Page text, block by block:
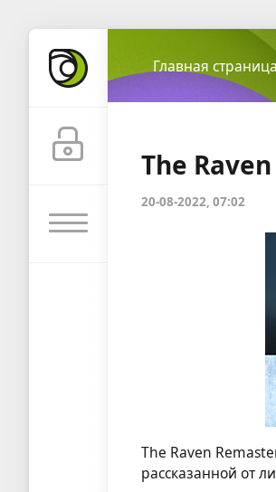
Главная страница
The
20-08-2022, 07:02
The Raven
рассказанной от